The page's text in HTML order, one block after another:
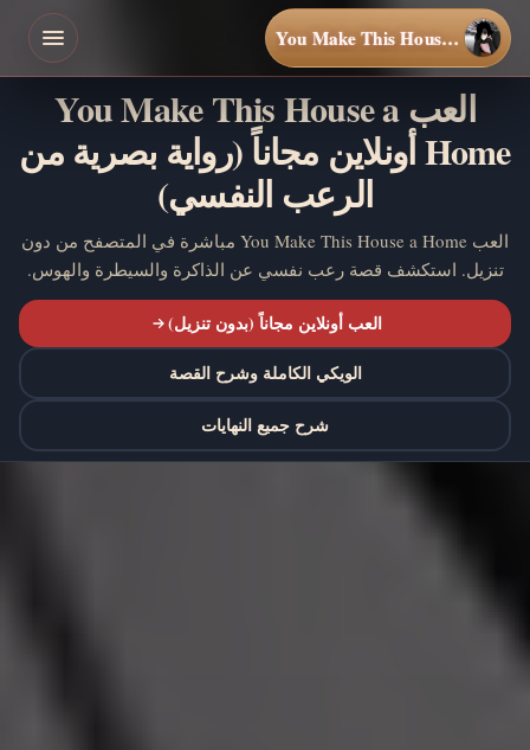
You Make This House a Home
العب You Make This House a
Home أونلاين مجاناً (رواية بصرية من
الرعب النفسي)
العب You Make This House a Home مباشرة في المتصفح من دون
تنزيل. استكشف قصة رعب نفسي عن الذاكرة والسيطرة والهوس.
العب أونلاين مجاناً (بدون تنزيل)
الويكي الكاملة وشرح القصة
شرح جميع النهايات